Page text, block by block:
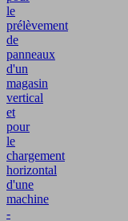
le
prélèvement
de
panneaux
d'un
magasin
vertical
et
pour
le
chargement
horizontal
d'une
machine
-